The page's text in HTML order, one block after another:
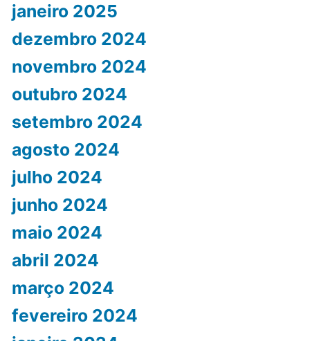
janeiro 2025
dezembro 2024
novembro 2024
outubro 2024
setembro 2024
agosto 2024
julho 2024
junho 2024
maio 2024
abril 2024
março 2024
fevereiro 2024